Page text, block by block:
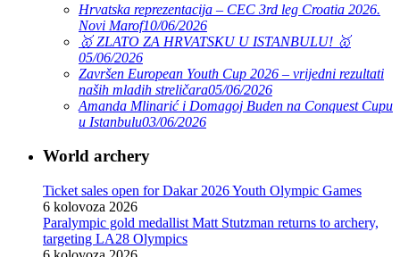
Hrvatska reprezentacija – CEC 3rd leg Croatia 2026.
Novi Marof10/06/2026
🥇 ZLATO ZA HRVATSKU U ISTANBULU! 🥇
05/06/2026
Završen European Youth Cup 2026 – vrijedni rezultati
naših mladih streličara05/06/2026
Amanda Mlinarić i Domagoj Buden na Conquest Cupu
u Istanbulu03/06/2026
World archery
Ticket sales open for Dakar 2026 Youth Olympic Games
6 kolovoza 2026
Paralympic gold medallist Matt Stutzman returns to archery,
targeting LA28 Olympics